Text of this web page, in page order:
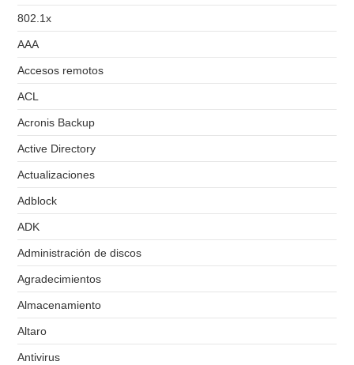
802.1x
AAA
Accesos remotos
ACL
Acronis Backup
Active Directory
Actualizaciones
Adblock
ADK
Administración de discos
Agradecimientos
Almacenamiento
Altaro
Antivirus